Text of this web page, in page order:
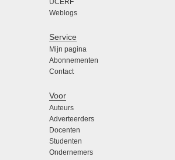
UCERF
Weblogs
Service
Mijn pagina
Abonnementen
Contact
Voor
Auteurs
Adverteerders
Docenten
Studenten
Ondernemers